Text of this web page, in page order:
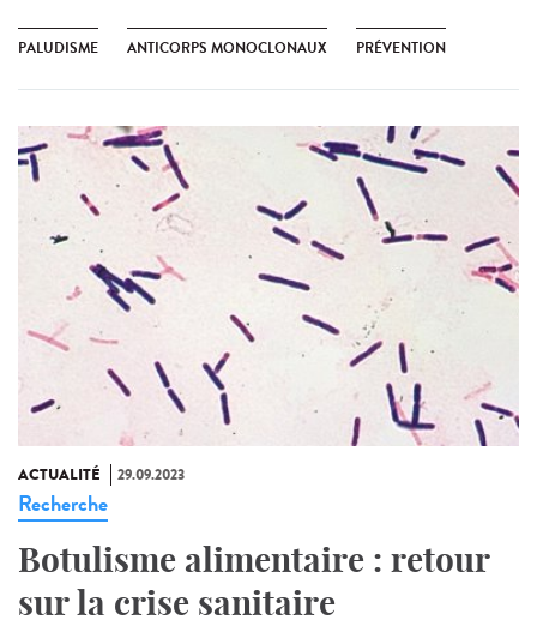
PALUDISME ANTICORPS MONOCLONAUX PRÉVENTION
ACTUALITÉ 29.09.2023
Recherche
Botulisme alimentaire : retour
sur la crise sanitaire